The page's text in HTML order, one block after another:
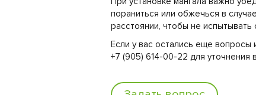
пораниться или обжечься в
расстоянии, чтобы не
Если у вас остались еще вопросы
+7 (905) 614-00-22 для уточнения